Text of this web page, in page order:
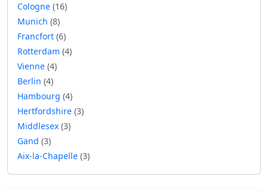
Cologne (16)
Munich (8)
Francfort (6)
Rotterdam (4)
Vienne (4)
Berlin (4)
Hambourg (4)
Hertfordshire (3)
Middlesex (3)
Gand (3)
Aix-la-Chapelle (3)